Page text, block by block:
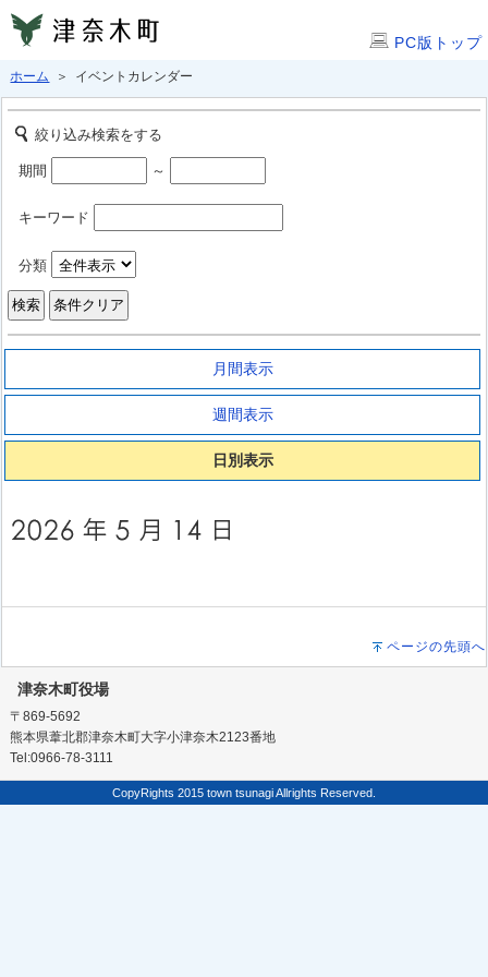
PC版トップ
ホーム ＞ イベントカレンダー
絞り込み検索をする
期間 ～
キーワード
分類
月間表示
週間表示
日別表示
ページの先頭へ
津奈木町役場
〒869-5692
熊本県葦北郡津奈木町大字小津奈木2123番地
Tel:0966-78-3111
CopyRights 2015 town tsunagi Allrights Reserved.